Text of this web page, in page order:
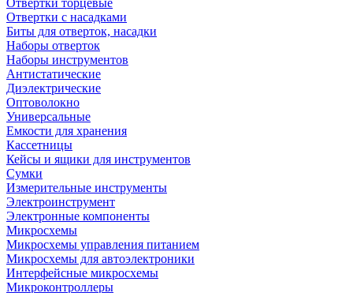
Отвертки торцевые
Отвертки с насадками
Биты для отверток, насадки
Наборы отверток
Наборы инструментов
Антистатические
Диэлектрические
Оптоволокно
Универсальные
Емкости для хранения
Кассетницы
Кейсы и ящики для инструментов
Сумки
Измерительные инструменты
Электроинструмент
Электронные компоненты
Микросхемы
Микросхемы управления питанием
Микросхемы для автоэлектроники
Интерфейсные микросхемы
Микроконтроллеры